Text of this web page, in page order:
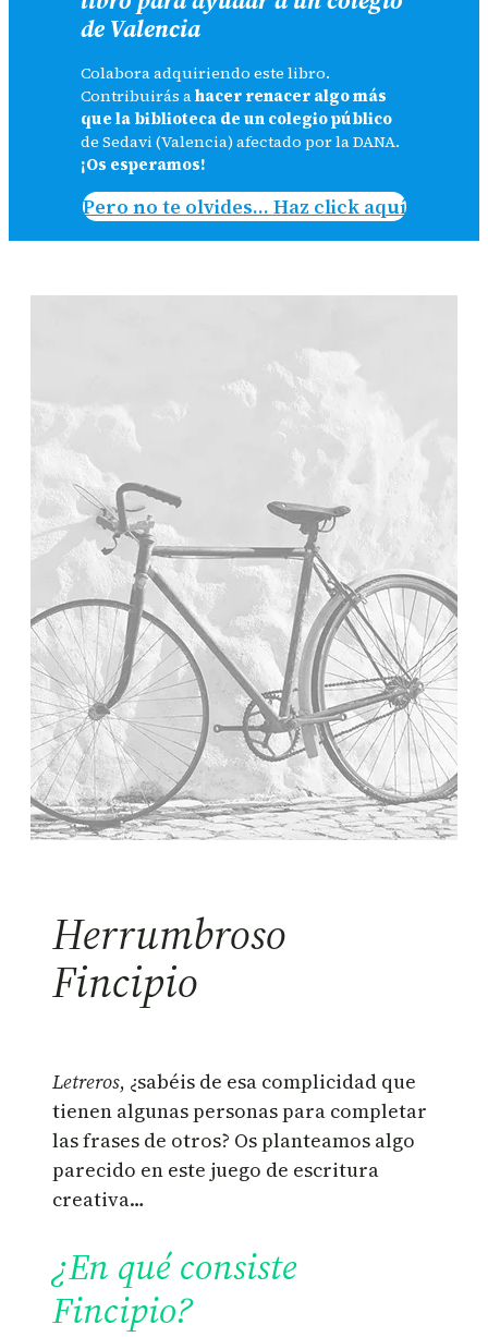
de Valencia
Colabora adquiriendo este libro.
Contribuirás ahacer renacer algo más
que la biblioteca de un colegio público
de Sedavi (Valencia) afectado por la DANA.
¡Os esperamos!
Pero no te olvides… Haz click aquí
Herrumbroso
Fincipio
Letreros, ¿sabéis de esa complicidad que
tienen algunas personas para completar
las frases de otros? Os planteamos algo
parecido en este juego de escritura
creativa…
¿En qué consiste
Fincipio?